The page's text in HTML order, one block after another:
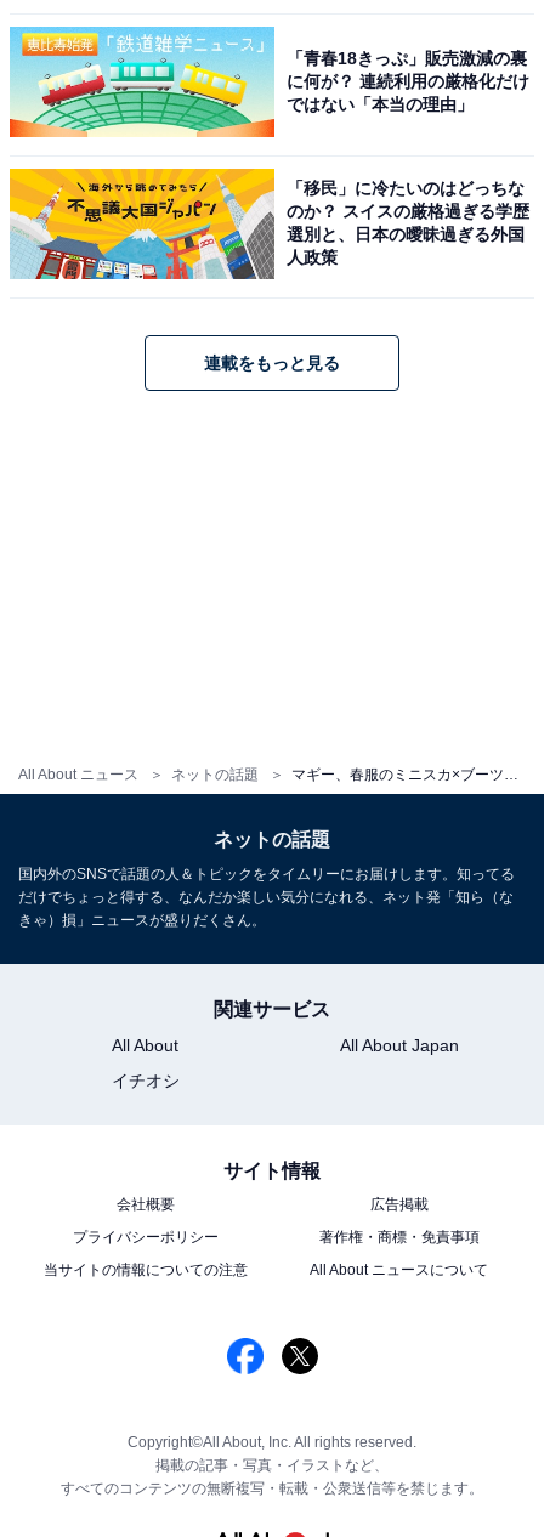
All About ニュース ネットの話題
「青春18きっぷ」販売激減の裏
に何が？ 連続利用の厳格化だけ
ではない「本当の理由」
「移民」に冷たいのはどっちな
のか？ スイスの厳格過ぎる学歴
選別と、日本の曖昧過ぎる外国
人政策
連載をもっと見る
ネットの話題
国内外のSNSで話題の人＆トピックをタイムリーにお届けします。知ってる
だけでちょっと得する、なんだか楽しい気分になれる、ネット発「知ら（な
きゃ）損」ニュースが盛りだくさん。
関連サービス
All About
All About Japan
イチオシ
サイト情報
会社概要
広告掲載
プライバシーポリシー
著作権・商標・免責事項
当サイトの情報についての注意
All About ニュースについて
Copyright©All About, Inc. All rights reserved.
掲載の記事・写真・イラストなど、
すべてのコンテンツの無断複写・転載・公衆送信等を禁じます。